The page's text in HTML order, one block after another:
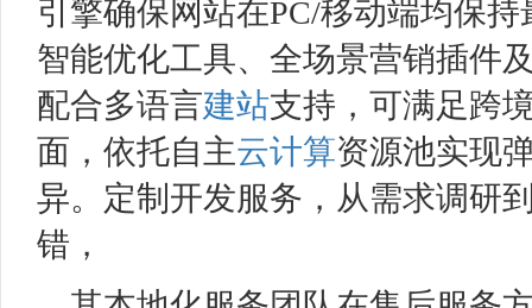
引擎确保网站在PC/移动端均保
智能优化工具、全场景营销插件
配合多语言建站支持，可满足跨
面，依托自主云计算资源池实现
异。定制开发服务，从需求调研
错，